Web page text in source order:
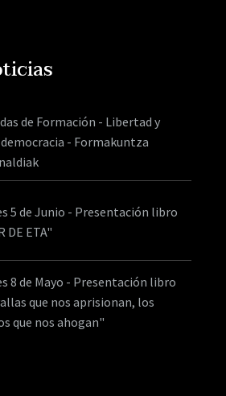
de Formación - Libertad y
- Formakuntza
5 de Junio - Presentación libro
DE ETA"
8 de Mayo - Presentación libro
que nos aprisionan, los
que nos ahogan"